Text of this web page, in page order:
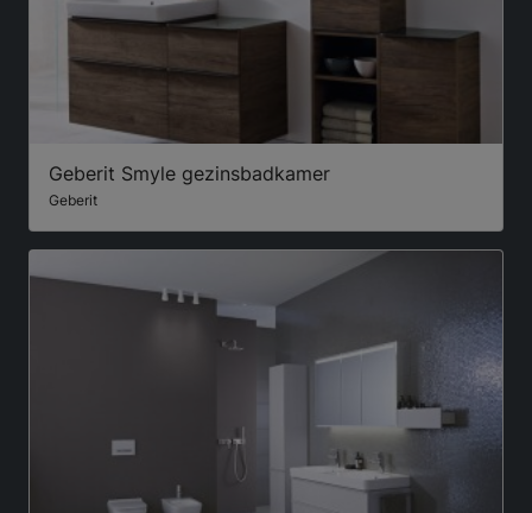
Geberit Smyle gezinsbadkamer
Geberit